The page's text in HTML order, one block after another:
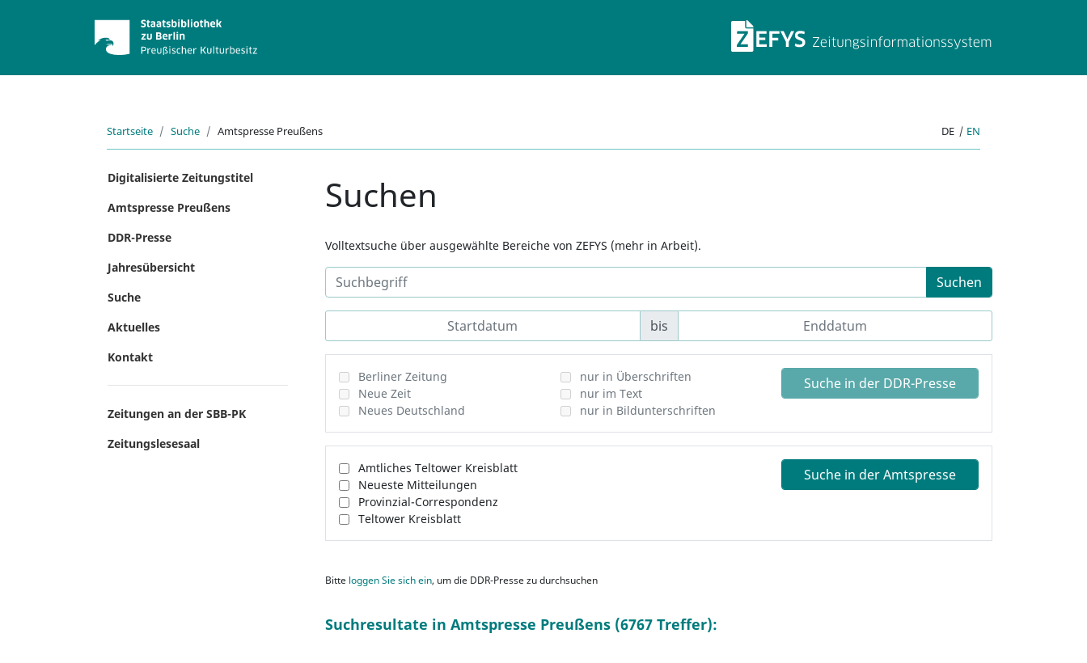
ZEFYS
Startseite Suche Amtspresse Preußens DE | EN
Digitalisierte Zeitungstitel
Amtspresse Preußens
DDR-Presse
Jahresübersicht
Suche
Aktuelles
Kontakt
Zeitungen an der SBB-PK
Zeitungslesesaal
Suchen
Volltextsuche über ausgewählte Bereiche von ZEFYS (mehr in Arbeit).
Suchen
bis
Berliner Zeitung
Neue Zeit
Neues Deutschland
nur in Überschriften
nur im Text
nur in Bildunterschriften
Suche in der DDR-Presse
Amtliches Teltower Kreisblatt
Neueste Mitteilungen
Provinzial-Correspondenz
Teltower Kreisblatt
Suche in der Amtspresse
Bitte loggen Sie sich ein, um die DDR-Presse zu durchsuchen
Suchresultate in Amtspresse Preußens (6767 Treffer):